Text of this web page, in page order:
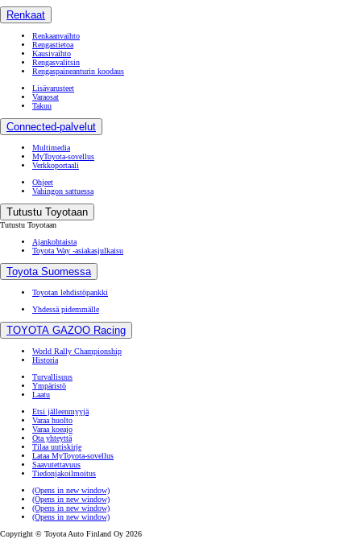
Renkaat
Renkaanvaihto
Rengastietoa
Kausivaihto
Rengasvalitsin
Rengaspaineanturin koodaus
Lisävarusteet
Varaosat
Takuu
Connected-palvelut
Multimedia
MyToyota-sovellus
Verkkoportaali
Ohjeet
Vahingon sattuessa
Tutustu Toyotaan
Tutustu Toyotaan
Ajankohtaista
Toyota Way -asiakasjulkaisu
Toyota Suomessa
Toyotan lehdistöpankki
Yhdessä pidemmälle
TOYOTA GAZOO Racing
World Rally Championship
Historia
Turvallisuus
Ympäristö
Laatu
Etsi jälleenmyyjä
Varaa huolto
Varaa koeajo
Ota yhteyttä
Tilaa uutiskirje
Lataa MyToyota-sovellus
Saavutettavuus
Tiedonjakoilmoitus
(Opens in new window)
(Opens in new window)
(Opens in new window)
(Opens in new window)
Copyright © Toyota Auto Finland Oy 2026